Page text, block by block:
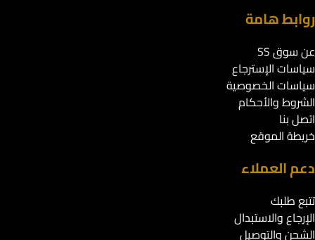
روابط هامة
عن سوق SS
سياسات الإسترجاع
سياسات الخصوصية
الشروط والأحكام
اتصل بنا
خريطة الموقع
دعم العملاء
تتبع طلبك
الإرجاع والاستبدال
الشحن والتوصيل